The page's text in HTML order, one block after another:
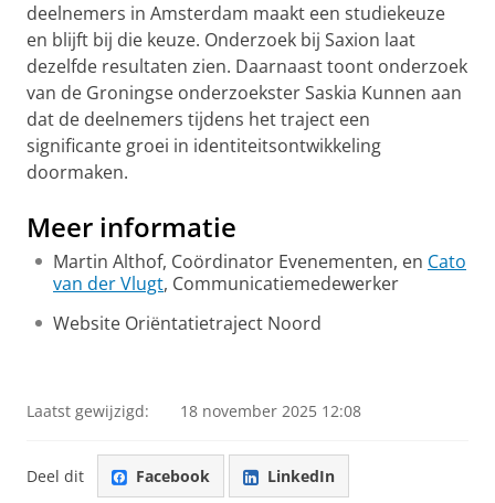
deelnemers in Amsterdam maakt een studiekeuze
en blijft bij die keuze. Onderzoek bij Saxion laat
dezelfde resultaten zien. Daarnaast toont onderzoek
van de Groningse onderzoekster Saskia Kunnen aan
dat de deelnemers tijdens het traject een
significante groei in identiteitsontwikkeling
doormaken.
Meer informatie
Martin Althof, Coördinator Evenementen, en Cato
van der Vlugt, Communicatiemedewerker
Website Oriëntatietraject Noord
Laatst gewijzigd: 18 november 2025 12:08
Deel dit Facebook LinkedIn